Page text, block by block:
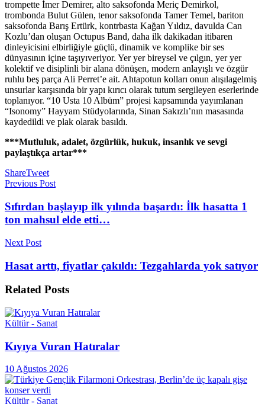
trompette İmer Demirer, alto saksofonda Meriç Demirkol,
trombonda Bulut Gülen, tenor saksofonda Tamer Temel, bariton
saksofonda Barış Ertürk, kontrbasta Kağan Yıldız, davulda Can
Kozlu’dan oluşan Octupus Band, daha ilk dakikadan itibaren
dinleyicisini elbirliğiyle güçlü, dinamik ve komplike bir ses
dünyasının içine taşıyıveriyor. Yer yer bireysel ve çılgın, yer yer
kolektif ve disiplinli bir alana dönüşen, modern anlayışlı ve özgür
ruhlu beş parça Ali Perret’e ait. Ahtapotun kolları onun alışılagelmiş
unsurlar karşısında bir yapı kırıcı olarak tutum sergileyen eserlerinde
toplanıyor. “10 Usta 10 Albüm” projesi kapsamında yayımlanan
“Isonomy” Hayyam Stüdyolarında, Sinan Sakızlı’nın masasında
kaydedildi ve plak olarak basıldı.
***Mutluluk, adalet, özgürlük, hukuk, insanlık ve sevgi
paylaştıkça artar***
ShareTweet
Previous Post
Sıfırdan başlayıp ilk yılında başardı: İlk hasatta 1
ton mahsul elde etti…
Next Post
Hasat arttı, fiyatlar çakıldı: Tezgahlarda yok satıyor
Related Posts
Kültür - Sanat
Kıyıya Vuran Hatıralar
10 Ağustos 2026
Kültür - Sanat